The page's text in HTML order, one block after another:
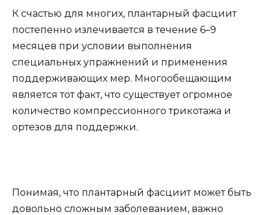
К счастью для многих, плантарный фасциит
постепенно излечивается в течение 6–9
месяцев при условии выполнения
специальных упражнений и применения
поддерживающих мер. Многообещающим
является тот факт, что существует огромное
количество компрессионного трикотажа и
ортезов для поддержки.
Понимая, что плантарный фасциит может быть
довольно сложным заболеванием, важно